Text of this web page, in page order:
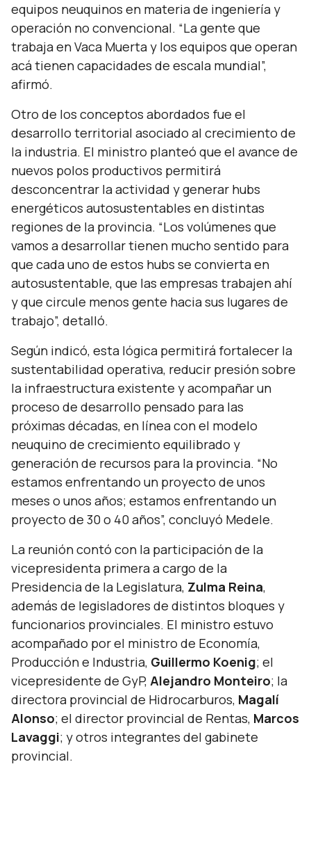
equipos neuquinos en materia de ingeniería y
operación no convencional. “La gente que
trabaja en Vaca Muerta y los equipos que operan
acá tienen capacidades de escala mundial”,
afirmó.
Otro de los conceptos abordados fue el
desarrollo territorial asociado al crecimiento de
la industria. El ministro planteó que el avance de
nuevos polos productivos permitirá
desconcentrar la actividad y generar hubs
energéticos autosustentables en distintas
regiones de la provincia. “Los volúmenes que
vamos a desarrollar tienen mucho sentido para
que cada uno de estos hubs se convierta en
autosustentable, que las empresas trabajen ahí
y que circule menos gente hacia sus lugares de
trabajo”, detalló.
Según indicó, esta lógica permitirá fortalecer la
sustentabilidad operativa, reducir presión sobre
la infraestructura existente y acompañar un
proceso de desarrollo pensado para las
próximas décadas, en línea con el modelo
neuquino de crecimiento equilibrado y
generación de recursos para la provincia. “No
estamos enfrentando un proyecto de unos
meses o unos años; estamos enfrentando un
proyecto de 30 o 40 años”, concluyó Medele.
La reunión contó con la participación de la
vicepresidenta primera a cargo de la
Presidencia de la Legislatura, Zulma Reina,
además de legisladores de distintos bloques y
funcionarios provinciales. El ministro estuvo
acompañado por el ministro de Economía,
Producción e Industria, Guillermo Koenig; el
vicepresidente de GyP, Alejandro Monteiro; la
directora provincial de Hidrocarburos, Magalí
Alonso; el director provincial de Rentas, Marcos
Lavaggi; y otros integrantes del gabinete
provincial.